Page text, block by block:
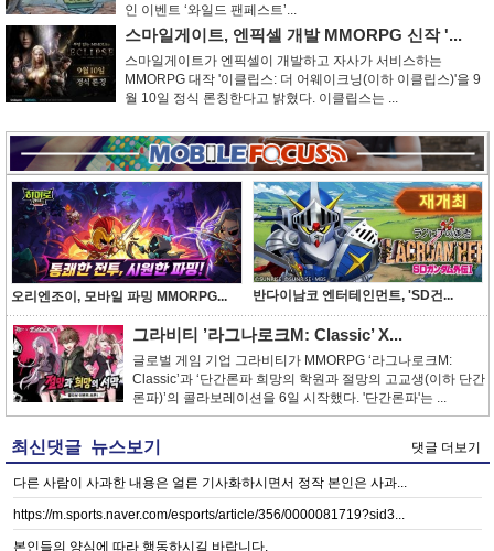
인 이벤트 ‘와일드 팬페스트’...
스마일게이트, 엔픽셀 개발 MMORPG 신작 '...
스마일게이트가 엔픽셀이 개발하고 자사가 서비스하는
MMORPG 대작 '이클립스: 더 어웨이크닝(이하 이클립스)'을 9
월 10일 정식 론칭한다고 밝혔다. 이클립스는 ...
오리엔조이, 모바일 파밍 MMORPG... 반다이남코 엔터테인먼트, 'SD건...
그라비티 ’라그나로크M: Classic’ X...
글로벌 게임 기업 그라비티가 MMORPG ‘라그나로크M:
Classic’과 ‘단간론파 희망의 학원과 절망의 고교생(이하 단간
론파)’의 콜라보레이션을 6일 시작했다. '단간론파'는 ...
최신댓글 뉴스보기 댓글 더보기
다른 사람이 사과한 내용은 얼른 기사화하시면서 정작 본인은 사과...
https://m.sports.naver.com/esports/article/356/0000081719?sid3...
본인들의 양심에 따라 행동하시길 바랍니다.